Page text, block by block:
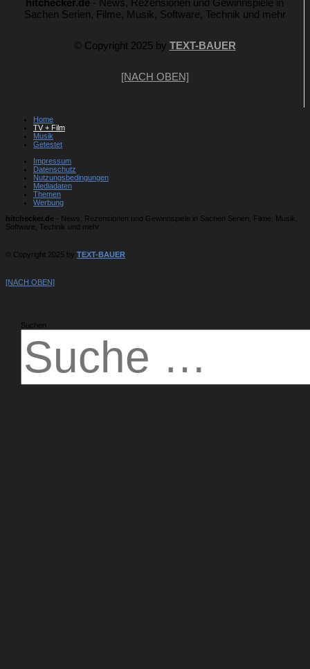
hitchecker.de - News, Rezensionen und Gewinnspiele in
Sachen Serien, Filme, Musik, Software, Technik und mehr
© Copyright 2025 by TEXT-BAUER
[NACH OBEN]
Home
TV + Film
Musik
Getestet
Impressum
Datenschutz
Nutzungsbedingungen
Mediadaten
Themen
Werbung
hitchecker.de - News, Rezensionen und Gewinnspiele in Sachen Serien, Filme, Musik,
Software, Technik und mehr
© Copyright 2025 by TEXT-BAUER
[NACH OBEN]
Suchen